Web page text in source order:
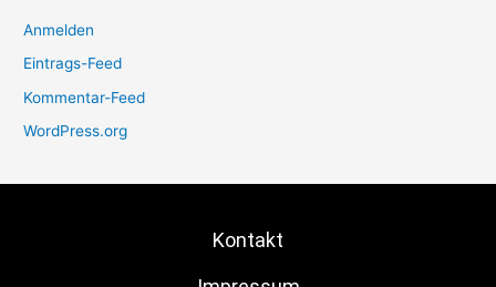
Anmelden
Eintrags-Feed
Kommentar-Feed
WordPress.org
Kontakt